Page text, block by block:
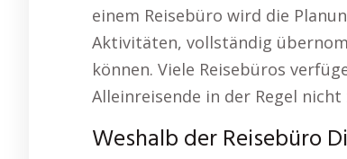
einem Reisebüro wird die
Aktivitäten, vollständig
können. Viele Reisebüros
Alleinreisende in der Regel
Weshalb der Reisebüro